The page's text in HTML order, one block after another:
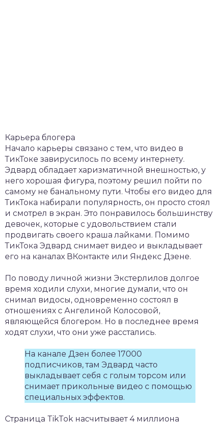
Карьера блогера
Начало карьеры связано с тем, что видео в
ТикТоке завирусилось по всему интернету.
Эдвард обладает харизматичной внешностью, у
него хорошая фигура, поэтому решил пойти по
самому не банальному пути. Чтобы его видео для
ТикТока набирали популярность, он просто стоял
и смотрел в экран. Это понравилось большинству
девочек, которые с удовольствием стали
продвигать своего краша лайками. Помимо
ТикТока Эдвард снимает видео и выкладывает
его на каналах ВКонтакте или Яндекс Дзене.
По поводу личной жизни Экстерлилов долгое
время ходили слухи, многие думали, что он
снимал видосы, одновременно состоял в
отношениях с Ангелиной Колосовой,
являющейся блогером. Но в последнее время
ходят слухи, что они уже расстались.
На канале Дзен более 17000
подписчиков, там Эдвард часто
выкладывает себя с голым торсом или
снимает прикольные видео с помощью
специальных эффектов.
Страница TikTok насчитывает 4 миллиона